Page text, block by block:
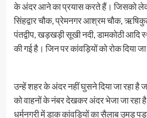
के अंदर आने का प्रयास करते हैं। जिसको
सिंहद्वार चौक, प्रेमनगर आश्रम चौक,
पंतद्वीप, खड़खड़ी सूखी नदी, डामकोठी आदि
की गई है। जिन पर कांवड़ियों को रोक दिया जा
उन्हें शहर के अंदर नहीं घुसने दिया जा रहा है
को वाहनों के नंबर देखकर अंदर भेजा जा रहा
धर्मनगरी में डाक कांवड़ियों का सैलाब उमड़